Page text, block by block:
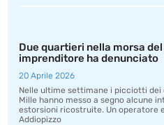
Due quartieri nella morsa del
imprenditore ha denunciato
20 Aprile 2026
Nelle ultime settimane i picciotti dei
Mille hanno messo a segno alcune
estorsioni ricostruite. Un operatore
Addiopizzo